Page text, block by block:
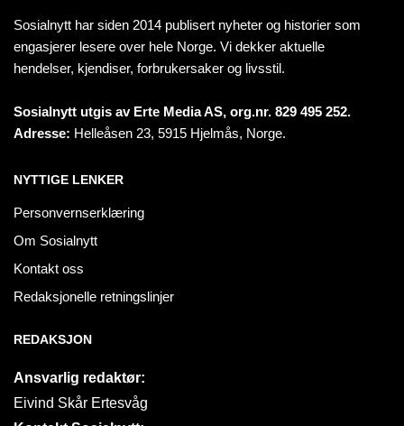
Sosialnytt har siden 2014 publisert nyheter og historier som
engasjerer lesere over hele Norge. Vi dekker aktuelle
hendelser, kjendiser, forbrukersaker og livsstil.
Sosialnytt utgis av Erte Media AS, org.nr. 829 495 252.
Adresse: Helleåsen 23, 5915 Hjelmås, Norge.
NYTTIGE LENKER
Personvernserklæring
Om Sosialnytt
Kontakt oss
Redaksjonelle retningslinjer
REDAKSJON
Ansvarlig redaktør:
Eivind Skår Ertesvåg